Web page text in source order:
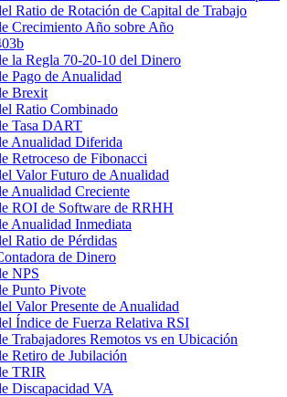
Ratio de Rotación de Capital de Trabajo
Crecimiento Año sobre Año
la Regla 70-20-10 del Dinero
Pago de Anualidad
Brexit
Ratio Combinado
Tasa DART
Anualidad Diferida
Retroceso de Fibonacci
Valor Futuro de Anualidad
Anualidad Creciente
ROI de Software de RRHH
Anualidad Inmediata
Ratio de Pérdidas
de Dinero
NPS
Punto Pivote
Valor Presente de Anualidad
Índice de Fuerza Relativa RSI
Trabajadores Remotos vs en Ubicación
Retiro de Jubilación
TRIR
Discapacidad VA